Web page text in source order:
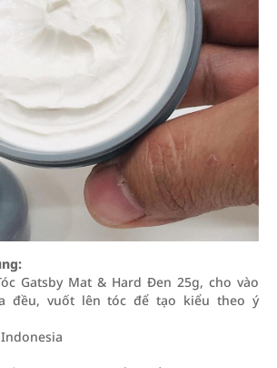
Gatsby Mat & Hard Đen 25g, cho vào
đều, vuốt lên tóc để tạo kiểu theo ý
Indonesia